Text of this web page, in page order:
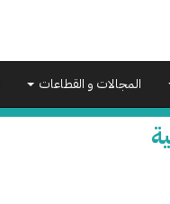
المجالات و القطاعات